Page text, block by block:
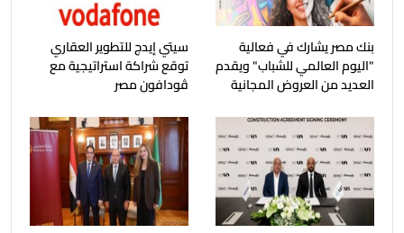
بنك مصر يشارك في فعالية
"اليوم العالمي للشباب" ويقدم
العديد من العروض المجانية
سيتي إيدج للتطوير العقاري
توقع شراكة استراتيجية مع
ڤودافون مصر